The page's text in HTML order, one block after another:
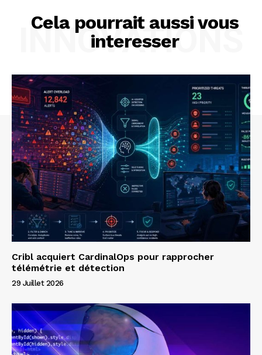
Cela pourrait aussi vous
interesser
INNOVATIONS
Cribl acquiert CardinalOps pour rapprocher
télémétrie et détection
29 Juillet 2026